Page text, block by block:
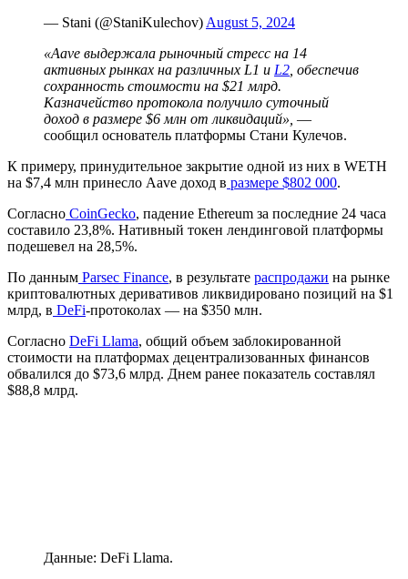
— Stani (@StaniKulechov) August 5, 2024
«Aave выдержала рыночный стресс на 14
активных рынках на различных L1 и L2 , обеспечив
сохранность стоимости на $21 млрд.
Казначейство протокола получило суточный
доход в размере $6 млн от ликвидаций», —
сообщил основатель платформы Стани Кулечов.
К примеру, принудительное закрытие одной из них в WETH
на $7,4 млн принесло Aave доход в размере $802 000.
Согласно CoinGecko, падение Ethereum за последние 24 часа
составило 23,8%. Нативный токен лендинговой платформы
подешевел на 28,5%.
По данным Parsec Finance, в результате распродажи на рынке
криптовалютных деривативов ликвидировано позиций на $1
млрд, в DeFi-протоколах — на $350 млн.
Согласно DeFi Llama, общий объем заблокированной
стоимости на платформах децентрализованных финансов
обвалился до $73,6 млрд. Днем ранее показатель составлял
$88,8 млрд.
Данные: DeFi Llama.